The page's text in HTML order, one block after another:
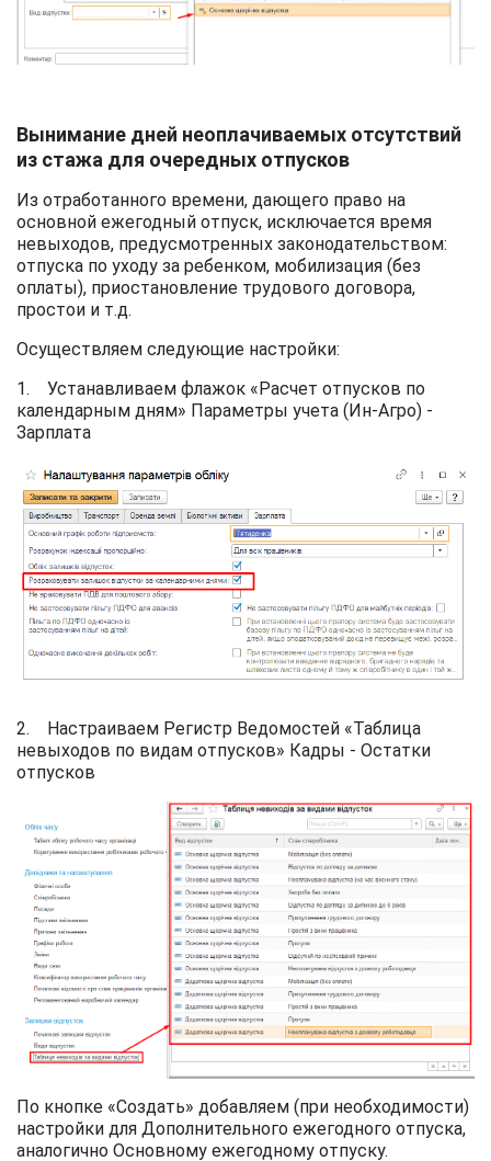
Вынимание дней неоплачиваемых отсутствий
из стажа для очередных отпусков
Из отработанного времени, дающего право на
основной ежегодный отпуск, исключается время
невыходов, предусмотренных законодательством:
отпуска по уходу за ребенком, мобилизация (без
оплаты), приостановление трудового договора,
простои и т.д.
Осуществляем следующие настройки:
1. Устанавливаем флажок «Расчет отпусков по
календарным дням» Параметры учета (Ин-Агро) -
Зарплата
2. Настраиваем Регистр Ведомостей «Таблица
невыходов по видам отпусков» Кадры - Остатки
отпусков
По кнопке «Создать» добавляем (при необходимости)
настройки для Дополнительного ежегодного отпуска,
аналогично Основному ежегодному отпуску.